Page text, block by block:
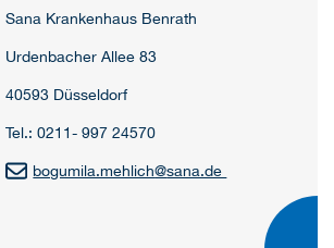
Sana Krankenhaus Benrath
Urdenbacher Allee 83
40593 Düsseldorf
Tel.: 0211- 997 24570
bogumila.mehlich@sana.de